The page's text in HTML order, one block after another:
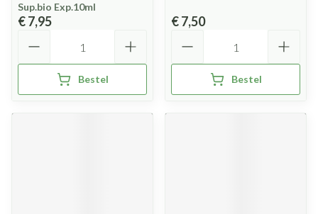
Sup.bio Exp.10ml
€ 7,95
Bestel
€ 7,50
Bestel